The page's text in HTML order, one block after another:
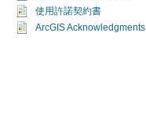
使用許諾契約書
ArcGIS Acknowledgments